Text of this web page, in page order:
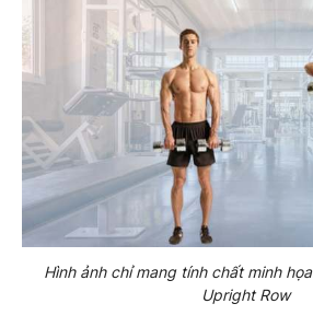
Hình ảnh chỉ mang tính chất minh
Upright Row